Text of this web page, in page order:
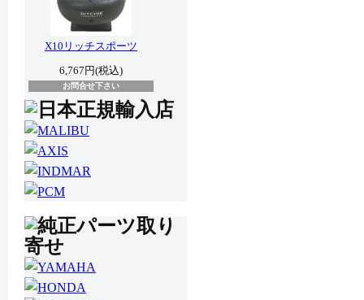
X10リッチスポーツ
6,767円(税込)
お問合せ下さい